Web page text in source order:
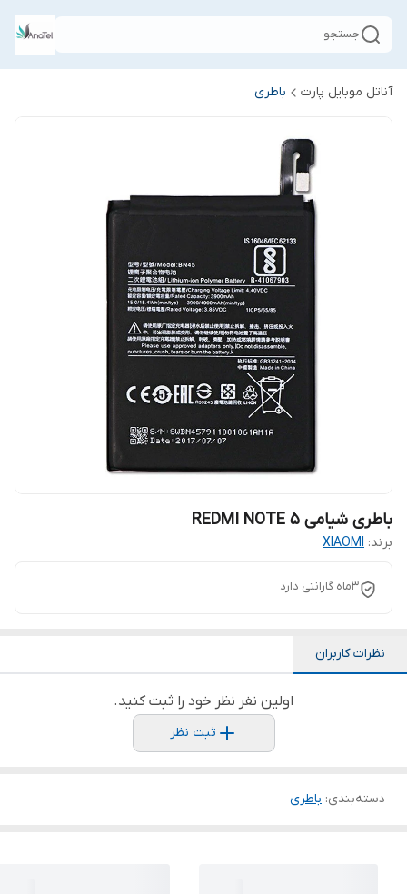
جستجو
آناتل موبایل پارت باطری
باطری شیامی REDMI NOTE 5
برند: XIAOMI
3ماه گارانتی دارد
نظرات کاربران
اولین نفر نظر خود را ثبت کنید.
ثبت نظر
دسته‌بندی: باطری